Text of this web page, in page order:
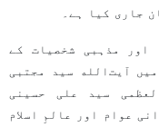
جاری کیا ہے۔
اور مذہبی شخصیات کے
آیت‌الله سید مجتبی
سید علی حسینی
عوام اور عالمِ اسلام